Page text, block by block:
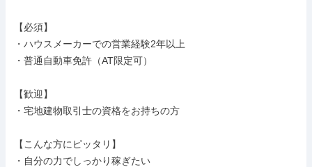
【必須】
・ハウスメーカーでの営業経験2年以上
・普通自動車免許（AT限定可）
【歓迎】
・宅地建物取引士の資格をお持ちの方
【こんな方にピッタリ】
・自分の力でしっかり稼ぎたい